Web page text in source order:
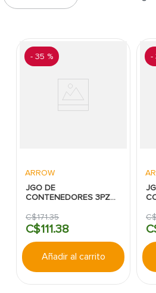
- 35 %
ARROW
JGO DE
CONTENEDORES 3PZS
ARROW HMP
C$171.35
C$111.38
Añadir al carrito
-
10.